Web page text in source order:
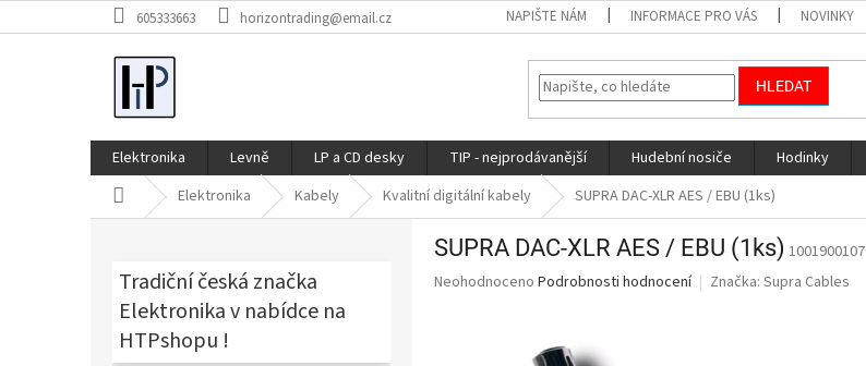
na
605333663 horizontrading@email.cz NAPIŠTE NÁM INFORMACE PRO VÁS NOVINKY
HLEDAT
Elektronika Levně LP a CD desky TIP - nejprodávanější Hudební nosiče Hodinky
Domů Elektronika Kabely Kvalitní digitální kabely SUPRA DAC-XLR AES / EBU (1ks)
Tradiční česká značka
Elektronika v nabídce na
HTPshopu !
SUPRA DAC-XLR AES / EBU (1ks) 1001900107
Průměrné
Neohodnoceno Podrobnosti hodnocení Značka: Supra Cables